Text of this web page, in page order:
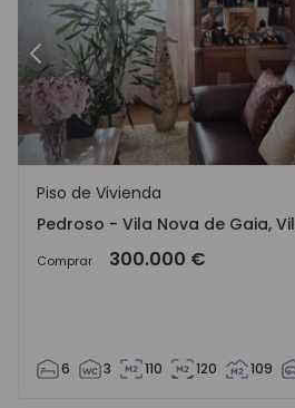
Anterior
Pedroso - Vila Nova de Gaia,
Piso de Vivienda
Pedroso - Vila Nova de Gaia,
Comprar 300.000 €
6 3 110 120 109